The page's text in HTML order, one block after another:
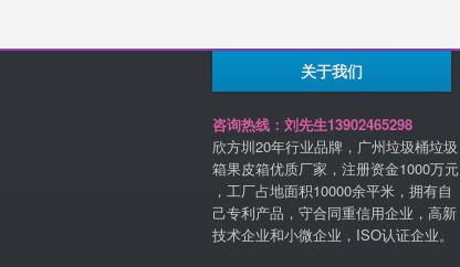
关于我们
咨询热线：刘先生13902465298
欣方圳20年行业品牌，广州垃圾桶垃圾
箱果皮箱优质厂家，注册资金1000万元
，工厂占地面积10000余平米，拥有自
己专利产品，守合同重信用企业，高新
技术企业和小微企业，ISO认证企业。